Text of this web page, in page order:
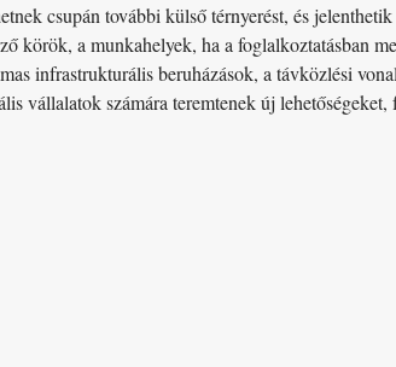
csupán további külső térnyerést, és
a munkahelyek, ha a foglalkoztatásban
infrastrukturális beruházások, a távközlési
vállalatok számára teremtenek új